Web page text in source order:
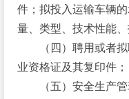
件；拟投入运输车辆
量、类型、技术性能、
（四）聘用或者拟
业资格证及其复印件；
（五）安全生产管